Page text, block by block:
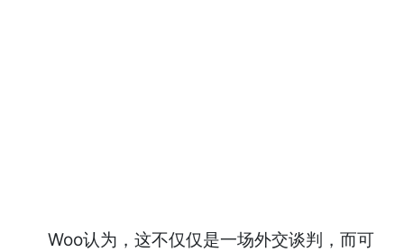
Woo认为，这不仅仅是一场外交谈判，而可